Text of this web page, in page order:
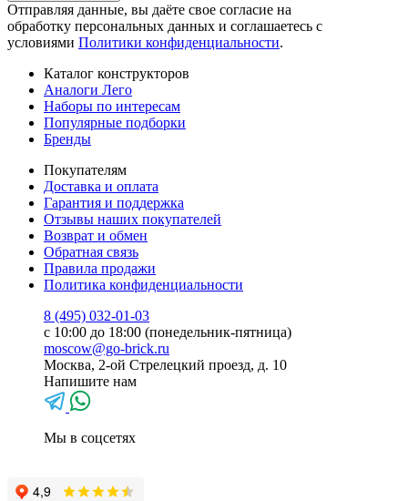
Отправляя данные, вы даёте свое согласие на
обработку персональных данных и соглашаетесь с
условиями Политики конфиденциальности.
Каталог конструкторов
Аналоги Лего
Наборы по интересам
Популярные подборки
Бренды
Покупателям
Доставка и оплата
Гарантия и поддержка
Отзывы наших покупателей
Возврат и обмен
Обратная связь
Правила продажи
Политика конфиденциальности
8 (495) 032-01-03
с 10:00 до 18:00 (понедельник-пятница)
moscow@go-brick.ru
Москва, 2-ой Стрелецкий проезд, д. 10
Напишите нам
Мы в соцсетях